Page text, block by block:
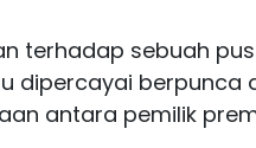
terhadap sebuah
dipercayai berpunca
antara pemilik